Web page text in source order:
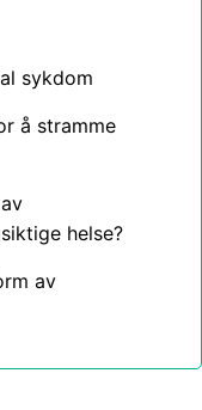
sykdom
å stramme
helse?
av